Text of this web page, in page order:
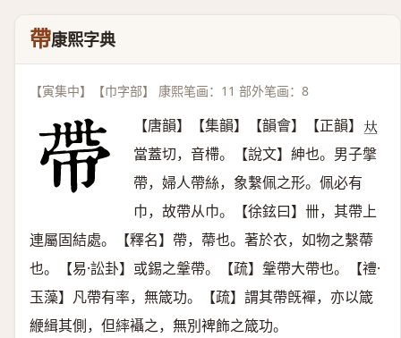
帶康熙字典
【寅集中】【巾字部】 康熙笔画：11 部外笔画：8
【唐韻】【集韻】【韻會】【正韻】 𠀤
當蓋切，音㯂。【說文】紳也。男子搫
帶，婦人帶絲，象繫佩之形。佩必有
巾，故帶从巾。【徐鉉曰】卌，其帶上
連屬固結處。【釋名】帶，蔕也。著於衣，如物之繫蔕
也。【易·訟卦】或錫之鞶帶。【疏】鞶帶大帶也。【禮·
玉藻】凡帶有率，無箴功。【疏】謂其帶旣襌，亦以箴
緶緝其側，但繂襵之，無別裨飾之箴功。